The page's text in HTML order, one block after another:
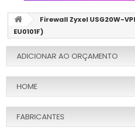
Firewall Zyxel USG20W-
EU0101F)
ADICIONAR AO ORÇAMENTO
HOME
FABRICANTES